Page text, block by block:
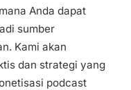
Anda dapat
sumber
Kami akan
dan strategi yang
podcast